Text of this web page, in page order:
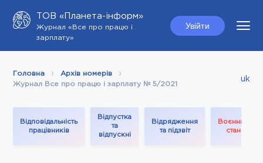
ТОВ «Планета-інформ»
Журнал «Все про працю і
зарплату»
Увійти
Головна
Архів номерів
Журнал Все про працю і зарплату № 5/2021
uk
Відповідальність
працівників
Відпустка
та
відпускні
Відрядження
та підзвіт
Воєнний
стан